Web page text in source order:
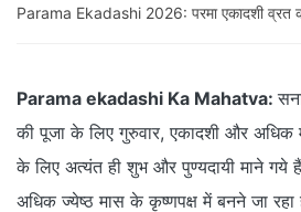
Parama Ekadashi 2026: परमा एकादशी व्रत
Parama ekadashi Ka Mahatva:
की पूजा के लिए गुरुवार, एकादशी और अधिक
के लिए अत्यंत ही शुभ और पुण्यदायी माने गये
अधिक ज्येष्ठ मास के कृष्णपक्ष में बनने जा